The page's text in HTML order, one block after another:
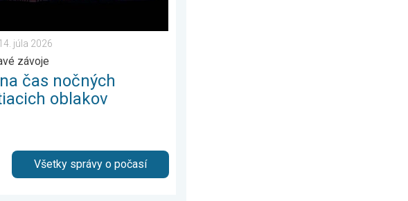
júla 2026
závoje
čas nočných
oblakov
Všetky správy o počasí